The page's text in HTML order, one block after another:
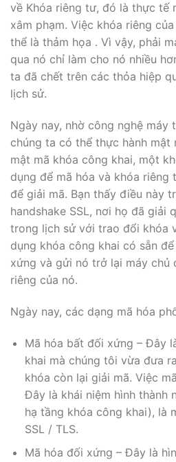
về Khóa riêng tư, đó là thực tế
xâm phạm. Việc khóa riêng
thể là thảm họa . Vì vậy, phải
qua nó chỉ làm cho nó nhiều
ta đã chết trên các thỏa hiệp
lịch sử.
Ngày nay, nhờ công nghệ máy
chúng ta có thể thực hành mật
mật mã khóa công khai, một
dụng để mã hóa và khóa riêng
để giải mã. Bạn thấy điều này
handshake SSL, nơi họ đã giải
trong lịch sử với trao đổi khóa
dụng khóa công khai có sẵn
xứng và gửi nó trở lại máy chủ
riêng của nó.
Ngày nay, các dạng mã hóa
Mã hóa bất đối xứng – Đây
khai mà chúng tôi vừa đưa
khóa còn lại giải mã. Việc
Đây là khái niệm hình thành
hạ tầng khóa công khai), là
SSL / TLS.
Mã hóa đối xứng – Đây là